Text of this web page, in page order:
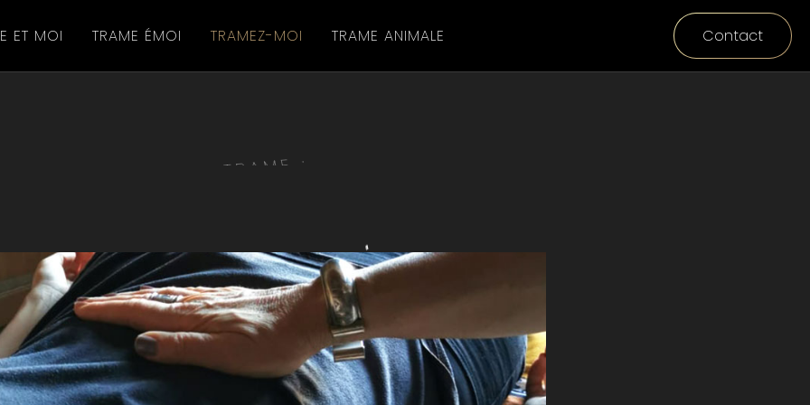
ET MOI TRAME ÉMOI TRAMEZ-MOI TRAME ANIMALE Contact
SÉANCE LA TRAME :
Tramez-moi